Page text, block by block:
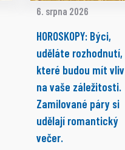
6. srpna 2026
HOROSKOPY: Býci,
uděláte rozhodnutí,
které budou mít vliv
na vaše záležitosti.
Zamilované páry si
udělají romantický
večer.